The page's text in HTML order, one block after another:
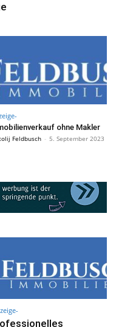
ohne Makler
Feldbusch - 5. September 2023